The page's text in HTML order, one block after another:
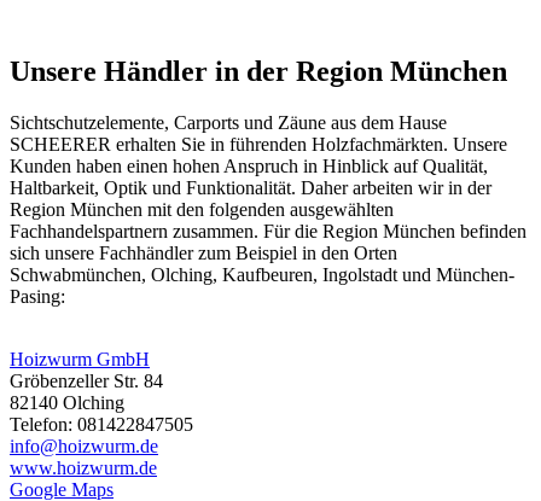
Unsere Händler in der Region München
Sichtschutzelemente, Carports und Zäune aus dem Hause
SCHEERER erhalten Sie in führenden Holzfachmärkten. Unsere
Kunden haben einen hohen Anspruch in Hinblick auf Qualität,
Haltbarkeit, Optik und Funktionalität. Daher arbeiten wir in der
Region München mit den folgenden ausgewählten
Fachhandelspartnern zusammen. Für die Region München befinden
sich unsere Fachhändler zum Beispiel in den Orten
Schwabmünchen, Olching, Kaufbeuren, Ingolstadt und München-
Pasing:
Hoizwurm GmbH
Gröbenzeller Str. 84
82140 Olching
Telefon: 081422847505
info@hoizwurm.de
www.hoizwurm.de
Google Maps